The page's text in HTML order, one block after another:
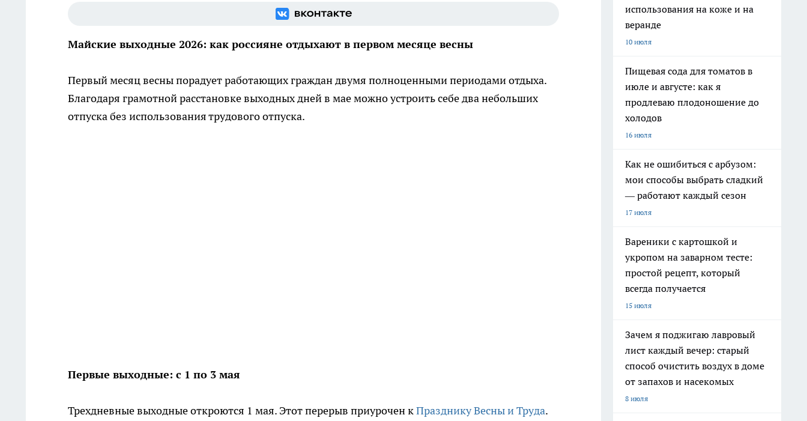
Майские выходные 2026: как россияне отдыхают в первом месяце весны
Первый месяц весны порадует работающих граждан двумя полноценными периодами отдыха.
Благодаря грамотной расстановке выходных дней в мае можно устроить себе два небольших
отпуска без использования трудового отпуска.
Первые выходные: с 1 по 3 мая
Трехдневные выходные откроются 1 мая. Этот перерыв приурочен кПразднику Весны и Труда.
использования на коже и на
веранде
10 июля
Пищевая сода для томатов в
июле и августе: как я
продлеваю плодоношение до
холодов
16 июля
Как не ошибиться с арбузом:
мои способы выбрать сладкий
— работают каждый сезон
17 июля
Вареники с картошкой и
укропом на заварном тесте:
простой рецепт, который
всегда получается
15 июля
Зачем я поджигаю лавровый
лист каждый вечер: старый
способ очистить воздух в доме
от запахов и насекомых
8 июля